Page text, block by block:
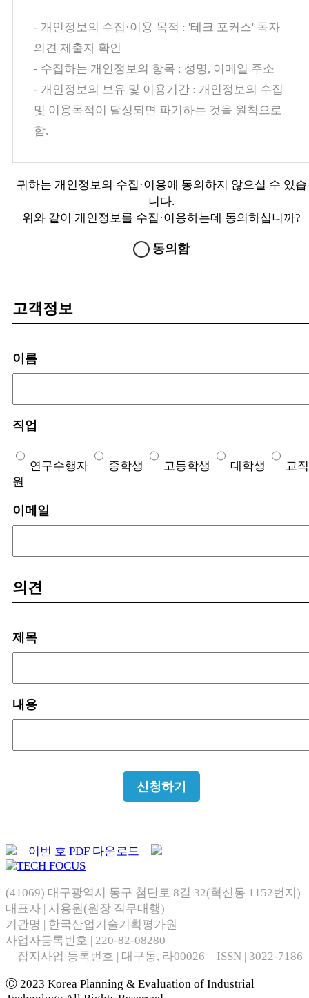
- 개인정보의 수집·이용 목적 : '테크 포커스' 독자
의견 제출자 확인
- 수집하는 개인정보의 항목 : 성명, 이메일 주소
- 개인정보의 보유 및 이용기간 : 개인정보의 수집
및 이용목적이 달성되면 파기하는 것을 원칙으로
함.
귀하는 개인정보의 수집·이용에 동의하지 않으실 수 있습
니다.
위와 같이 개인정보를 수집·이용하는데 동의하십니까?
동의함
고객정보
이름
직업
연구수행자 중학생 고등학생 대학생
교직
원
이메일
의견
제목
내용
이번 호 PDF 다운로드
(41069) 대구광역시 동구 첨단로 8길 32(혁신동 1152번지)
대표자 | 서용원(원장 직무대행)
기관명 | 한국산업기술기획평가원
사업자등록번호 | 220-82-08280
잡지사업 등록번호 | 대구동, 라00026 ISSN | 3022-7186
Ⓒ 2023 Korea Planning & Evaluation of Industrial